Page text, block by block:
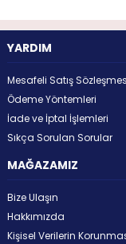
YARDIM
Mesafeli Satış
Ödeme Yöntemleri
İade ve İptal İşlemleri
Sıkça Sorulan Sorular
MAĞAZAMIZ
Bize Ulaşın
Hakkımızda
Kişisel Verilerin